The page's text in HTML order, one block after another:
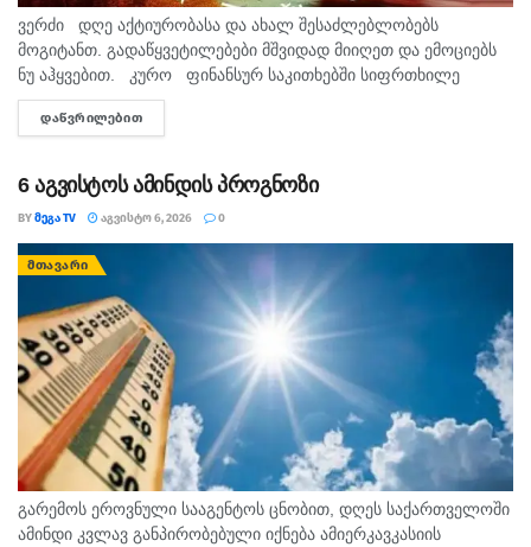
ვერძი დღე აქტიურობასა და ახალ შესაძლებლობებს
მოგიტანთ. გადაწყვეტილებები მშვიდად მიიღეთ და ემოციებს
ნუ აჰყვებით. კურო ფინანსურ საკითხებში სიფრთხილე
გამოიჩინეთ. პირად ურთიერთობებში გულწრფელი საუბარი
დადებით შედეგს გამოიღებს. ...
ᲓᲐᲬᲕᲠᲘᲚᲔᲑᲘᲗ
6 აგვისტოს ამინდის პროგნოზი
BYᲛᲔᲒᲐ TV ᲐᲒᲕᲘᲡᲢᲝ 6, 2026 0
ᲛᲗᲐᲕᲐᲠᲘ
გარემოს ეროვნული სააგენტოს ცნობით, დღეს საქართველოში
ამინდი კვლავ განპირობებული იქნება ამიერკავკასიის